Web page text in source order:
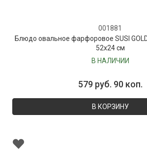
001881
Блюдо овальное фарфоровое SUSI
52х24 см
В НАЛИЧИИ
579 руб. 90 коп.
В КОРЗИНУ